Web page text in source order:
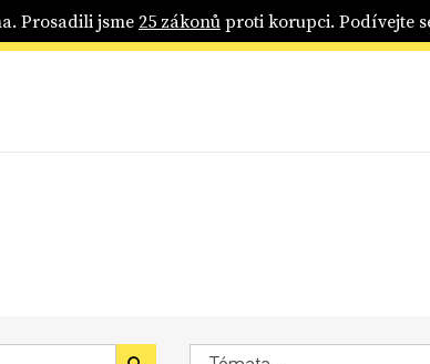
Prosadili jsme25 zákonůproti korupci. Podívejte